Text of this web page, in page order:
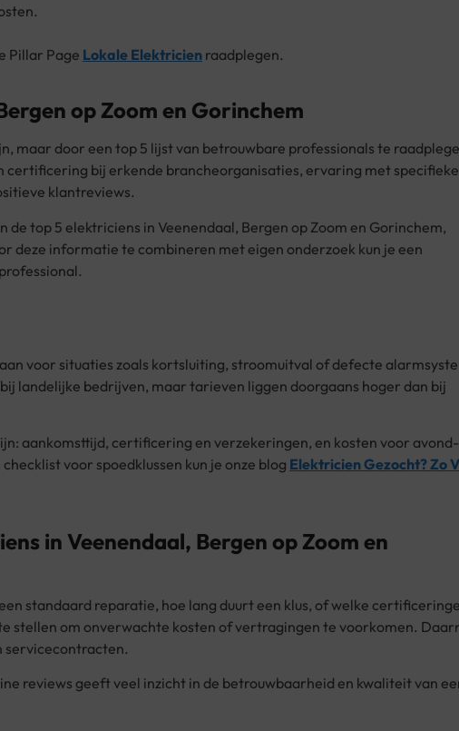
Pillar Page Lokale Elektricien raadplegen.
op Zoom en Gorinchem
maar door een top 5 lijst van betrouwbare professionals te
bij erkende brancheorganisaties, ervaring met specifieke
klantreviews.
de top 5 elektriciens in Veenendaal, Bergen op Zoom en Gorinchem,
deze informatie te combineren met eigen onderzoek kun je een
voor situaties zoals kortsluiting, stroomuitval of defecte
landelijke bedrijven, maar tarieven liggen doorgaans hoger dan bij
aankomsttijd, certificering en verzekeringen, en kosten voor
voor spoedklussen kun je onze blog Elektricien Gezocht? Zo
in Veenendaal, Bergen op Zoom en
standaard reparatie, hoe lang duurt een klus, of welke
stellen om onverwachte kosten of vertragingen te voorkomen.
servicecontracten.
reviews geeft veel inzicht in de betrouwbaarheid en kwaliteit van